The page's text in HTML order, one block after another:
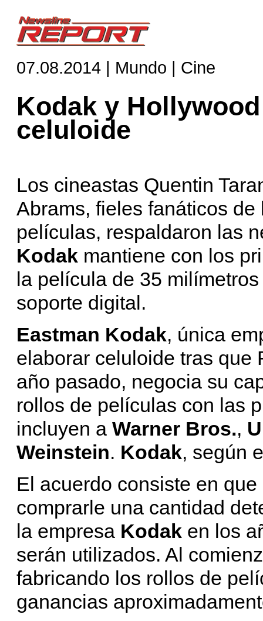
07.08.2014 | Mundo | Cine
Kodak y
celuloide
Los cineastas Quentin
Abrams, fieles fanáticos
películas, respaldaron las
Kodak mantiene con los
la película de 35
soporte digital.
Eastman Kodak, única
elaborar celuloide tras que
año pasado, negocia su
rollos de películas con las
incluyen a Warner Bros.,
Weinstein. Kodak, según
El acuerdo consiste en
comprarle una cantidad
la empresa Kodak en los
serán utilizados. Al
fabricando los rollos de
ganancias